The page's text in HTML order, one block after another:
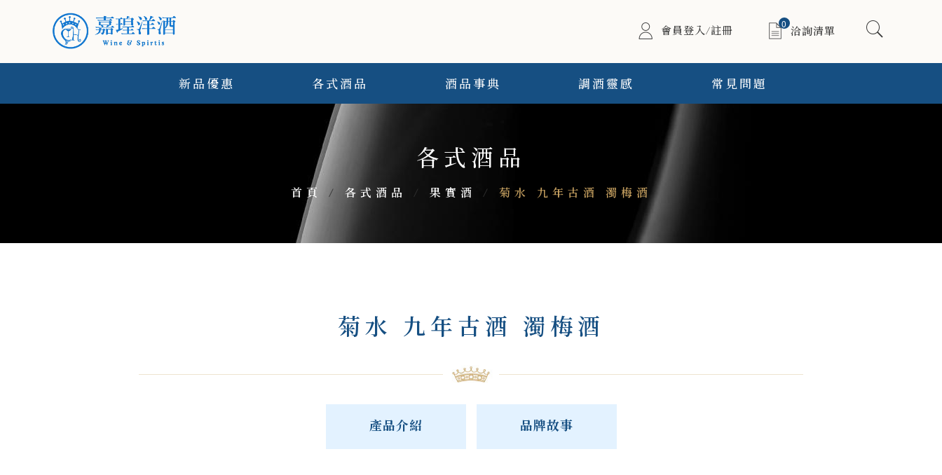
會員登入/註冊 0
洽詢清單
新品優惠 各式酒品 酒品事典 調酒靈感 常見問題
各式酒品
首頁 / 各式酒品 / 果實酒 / 菊水 九年古酒 濁梅酒
菊水 九年古酒 濁梅酒
產品介紹 品牌故事